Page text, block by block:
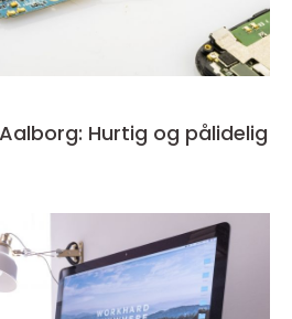
Hurtig og pålidelig